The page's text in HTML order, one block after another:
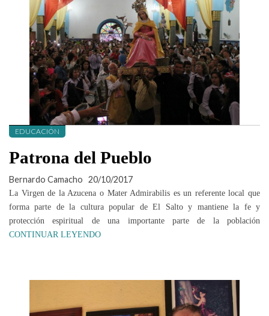
EDUCACIÓN
Patrona del Pueblo
Bernardo Camacho 20/10/2017
La Virgen de la Azucena o Mater Admirabilis es un referente local que
forma parte de la cultura popular de El Salto y mantiene la fe y
protección espiritual de una importante parte de la población
CONTINUAR LEYENDO